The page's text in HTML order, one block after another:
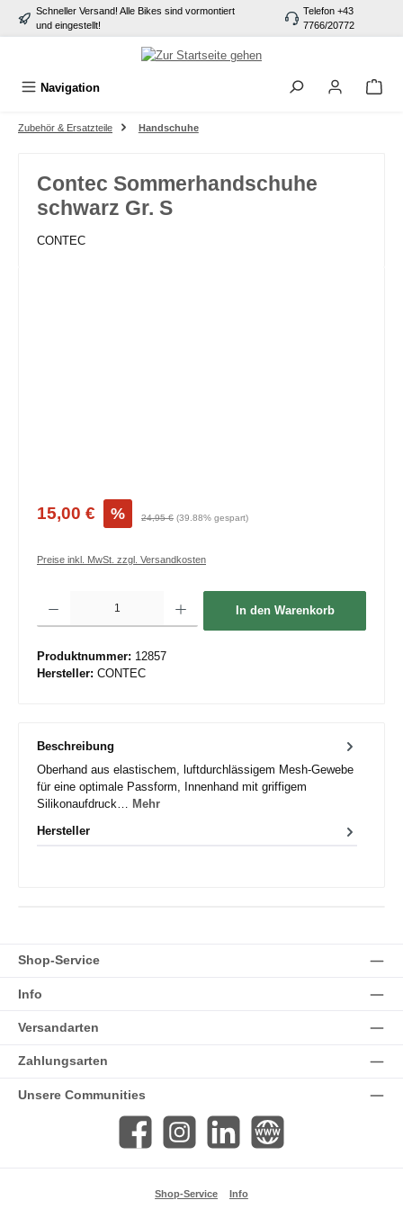
springen
Schneller Versand! Alle Bikes sind vormontiert
und eingestellt!
Telefon +43
7766/20772
Navigation
Zubehör & Ersatzteile Handschuhe
Contec Sommerhandschuhe
schwarz Gr. S
CONTEC
15,00 € % 24,95 € (39.88% gespart)
Preise inkl. MwSt. zzgl. Versandkosten
In den Warenkorb
Produktnummer: 12857
Hersteller: CONTEC
Beschreibung
Oberhand aus elastischem, luftdurchlässigem Mesh-Gewebe
für eine optimale Passform, Innenhand mit griffigem
Silikonaufdruck… Mehr
Hersteller
Shop-Service
Info
Versandarten
Zahlungsarten
Unsere Communities
Facebook Instagram LinkedIn Website
Shop-Service Info